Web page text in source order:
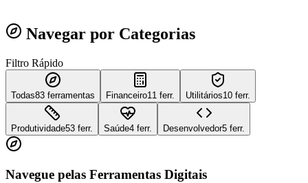
Navegar por Categorias
Filtro Rápido
Todas83 ferramentas Financeiro11 ferr. Utilitários10 ferr.
Produtividade53 ferr. Saúde4 ferr. Desenvolvedor5 ferr.
Navegue pelas Ferramentas Digitais